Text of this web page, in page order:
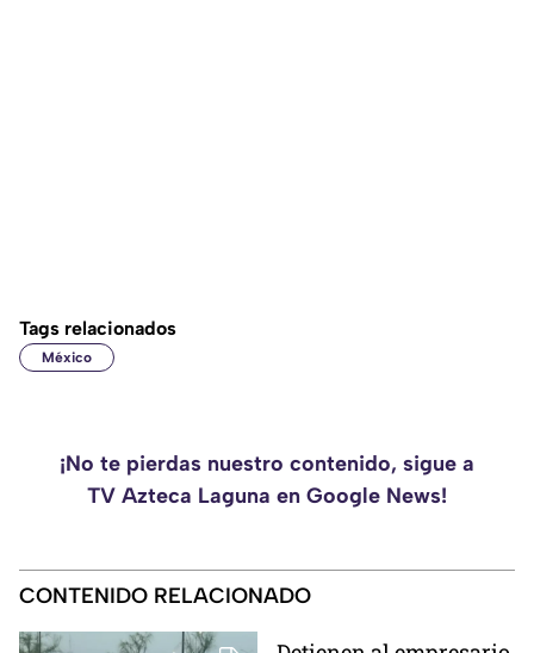
Tags relacionados
México
¡No te pierdas nuestro contenido, sigue a
TV Azteca Laguna en Google News!
CONTENIDO RELACIONADO